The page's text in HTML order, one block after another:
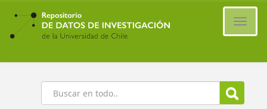
Ir
contenido
principal
Buscar